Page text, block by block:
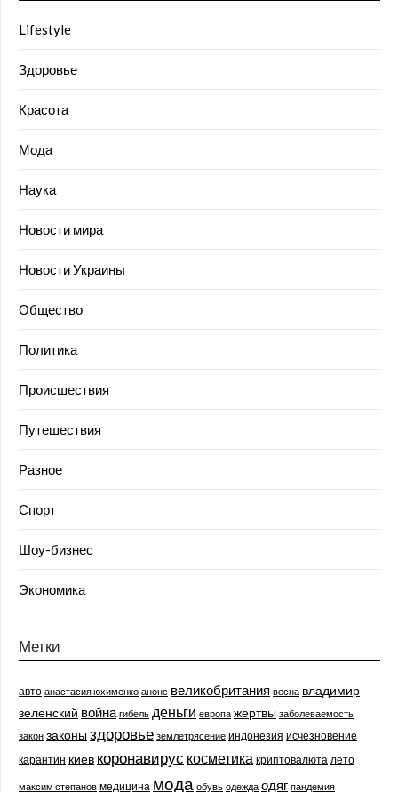
Lifestyle
Здоровье
Красота
Мода
Наука
Новости мира
Новости Украины
Общество
Политика
Происшествия
Путешествия
Разное
Спорт
Шоу-бизнес
Экономика
Метки
авто анастасия юхименко анонс великобритания весна владимир
зеленский война гибель деньги европа жертвы заболеваемость
закон законыздоровье землетрясение индонезия исчезновение
карантин киев коронавирус косметика криптовалюта лето
максим степанов медицина мода обувь одежда одяг пандемия